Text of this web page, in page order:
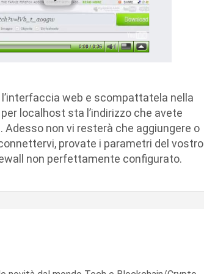
web e scompattatela nella
localhost sta l’indirizzo che avete
non vi resterà che aggiungere o
provate i parametri del vostro
non perfettamente configurato.